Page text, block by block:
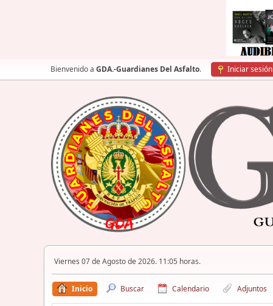
Bienvenido a GDA.-Guardianes Del Asfalto. Iniciar sesión
Viernes 07 de Agosto de 2026. 11:05 horas.
Inicio Buscar Calendario Adjuntos